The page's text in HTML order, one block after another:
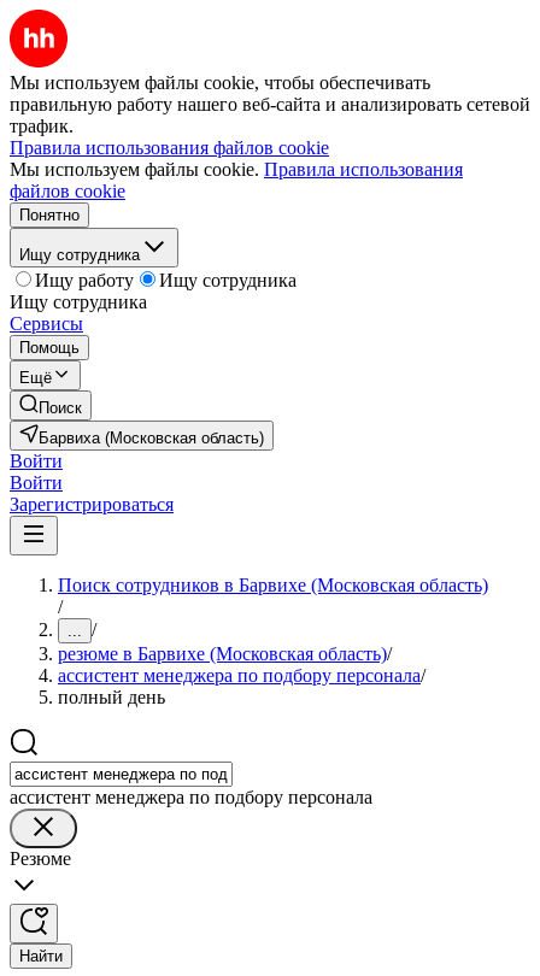
Мы используем файлы cookie, чтобы обеспечивать
правильную работу нашего веб-сайта и анализировать сетевой
трафик.
Правила использования файлов cookie
Мы используем файлы cookie. Правила использования
файлов cookie
Понятно
Ищу сотрудника
Ищу работу
Ищу сотрудника
Ищу сотрудника
Сервисы
Помощь
Ещё
Поиск
Барвиха (Московская область)
Войти
Войти
Зарегистрироваться
Поиск сотрудников в Барвихе (Московская область)
/
... /
резюме в Барвихе (Московская область)/
ассистент менеджера по подбору персонала/
полный день
ассистент менеджера по подбору персонала
Резюме
Найти